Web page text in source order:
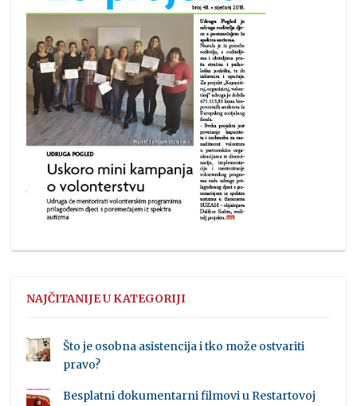
NAJČITANIJE U KATEGORIJI
Što je osobna asistencija i tko može ostvariti
pravo?
Besplatni dokumentarni filmovi u Restartovoj